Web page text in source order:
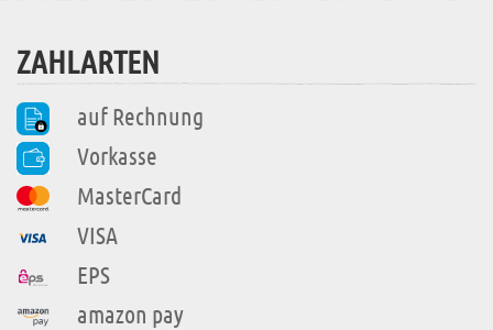
ZAHLARTEN
auf Rechnung
Vorkasse
MasterCard
VISA
EPS
amazon pay